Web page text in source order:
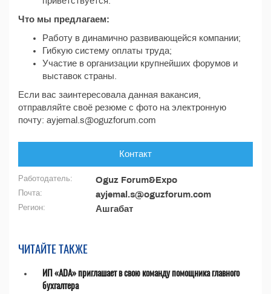
Что мы предлагаем:
Работу в динамично развивающейся компании;
Гибкую систему оплаты труда;
Участие в организации крупнейших форумов и
выставок страны.
Если вас заинтересовала данная вакансия,
отправляйте своё резюме с фото на электронную
почту: ayjemal.s@oguzforum.com
Контакт
Работодатель: Oguz Forum&Expo
Почта: ayjemal.s@oguzforum.com
Регион: Ашгабат
ЧИТАЙТЕ ТАКЖЕ
ИП «ADA» приглашает в свою команду помощника главного
бухгалтера